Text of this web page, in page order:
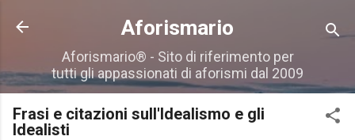
Passa ai contenuti principali
Aforismario
Aforismario® - Sito di riferimento per
tutti gli appassionati di aforismi dal 2009
Frasi e citazioni sull'Idealismo e gli
Idealisti